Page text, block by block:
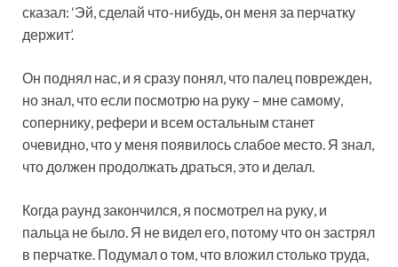
сказал: ‘Эй, сделай что-нибудь, он меня за перчатку
держит’.
Он поднял нас, и я сразу понял, что палец поврежден,
но знал, что если посмотрю на руку – мне самому,
сопернику, рефери и всем остальным станет
очевидно, что у меня появилось слабое место. Я знал,
что должен продолжать драться, это и делал.
Когда раунд закончился, я посмотрел на руку, и
пальца не было. Я не видел его, потому что он застрял
в перчатке. Подумал о том, что вложил столько труда,